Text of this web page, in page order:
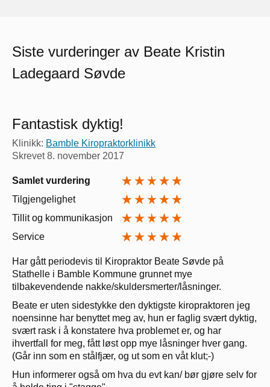
Siste vurderinger av Beate Kristin
Ladegaard Søvde
Fantastisk dyktig!
Klinikk: Bamble Kiropraktorklinikk
Skrevet8. november 2017
Samlet vurdering
Tilgjengelighet
Tillit og kommunikasjon
Service
Har gått periodevis til Kiropraktor Beate Søvde på
Stathelle i Bamble Kommune grunnet mye
tilbakevendende nakke/skuldersmerter/låsninger.
Beate er uten sidestykke den dyktigste kiropraktoren jeg
noensinne har benyttet meg av, hun er faglig svært dyktig,
svært rask i å konstatere hva problemet er, og har
ihvertfall for meg, fått løst opp mye låsninger hver gang.
(Går inn som en stålfjær, og ut som en våt klut;-)
Hun informerer også om hva du evt kan/ bør gjøre selv for